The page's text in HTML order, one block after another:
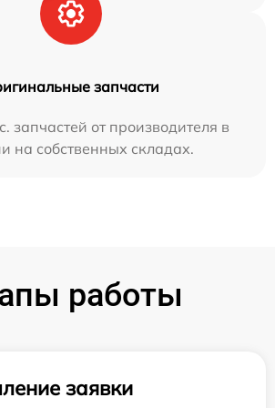
запчасти
запчастей от производителя в
на собственных складах.
работы
заявки